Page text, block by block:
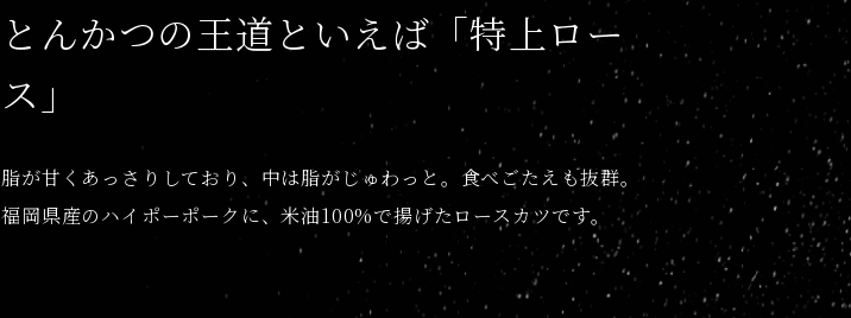
とんかつの王道といえば「特上ロー
ス」
脂が甘くあっさりしており、中は脂がじゅわっと。食べごたえも抜群。
福岡県産のハイポーポークに、米油100%で揚げたロースカツです。